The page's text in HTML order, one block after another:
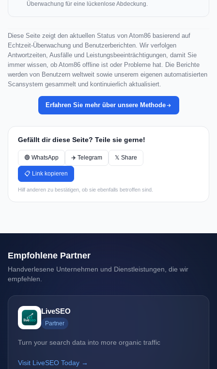
Überwachung für eine lückenlose Abdeckung.
Diese Seite zeigt den aktuellen Status von Atom86 basierend auf
Echtzeit-Überwachung und Benutzerberichten. Wir verfolgen
Antwortzeiten, Ausfälle und Leistungsbeeinträchtigungen, damit Sie
immer wissen, ob Atom86 offline ist oder Probleme hat. Die Berichte
werden von Benutzern weltweit sowie unserem eigenen automatisierten
Scansystem gesammelt und kontinuierlich aktualisiert.
Erfahren Sie mehr über unsere Methode
Gefällt dir diese Seite? Teile sie gerne!
🟢 WhatsApp ✈️ Telegram 𝕏 Share
📋 Link kopieren
Hilf anderen zu bestätigen, ob sie ebenfalls betroffen sind.
Empfohlene Partner
Handverlesene Unternehmen und Dienstleistungen, die wir
empfehlen.
LiveSEO
Partner
Turn your search data into more organic traffic
Visit LiveSEO Today →